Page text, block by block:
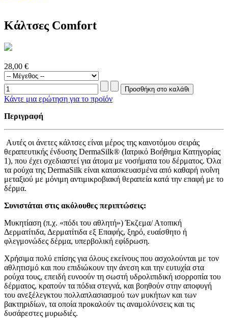
Κάλτσες Comfort
28,00 €
Κάντε μια ερώτηση για το προϊόν
Περιγραφή
Αυτές οι άνετες κάλτσες είναι μέρος της καινοτόμου σειράς
θεραπευτικής ένδυσης DermaSilk® (Ιατρικό Βοήθημα Κατηγορίας
1), που έχει σχεδιαστεί για άτομα με νοσήματα του δέρματος. Όλα
τα ρούχα της DermaSilk είναι κατασκευασμένα από καθαρή ινοΐνη
μεταξιού με μόνιμη αντιμικροβιακή θεραπεία κατά την επαφή με το
δέρμα.
Συνιστάται στις ακόλουθες περιπτώσεις:
Μυκητίαση (π.χ. «πόδι του αθλητή») Έκζεμα/ Ατοπική
Δερματίτιδα, Δερματίτιδα εξ Επαφής, ξηρό, ευαίσθητο ή
φλεγμονώδες δέρμα, υπερβολική εφίδρωση.
Χρήσιμα πολύ επίσης για όλους εκείνους που ασχολούνται με τον
αθλητισμό και που επιδιώκουν την άνεση και την ευτυχία στα
ρούχα τους, επειδή ευνοούν τη σωστή υδρολιπιδική ισορροπία του
δέρματος, κρατούν τα πόδια στεγνά, και βοηθούν στην αποφυγή
του ανεξέλεγκτου πολλαπλασιασμού των μυκήτων και των
βακτηριδίων, τα οποία προκαλούν τις αναμολύνσεις και τις
δυσάρεστες μυρωδιές.